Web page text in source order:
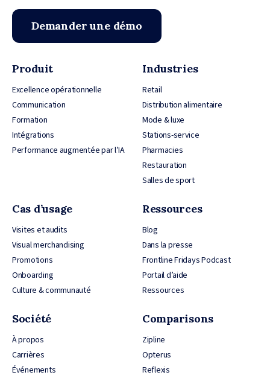
Demander une démo
Produit
Excellence opérationnelle
Communication
Formation
Intégrations
Performance augmentée par l’IA
Industries
Retail
Distribution alimentaire
Mode & luxe
Stations-service
Pharmacies
Restauration
Salles de sport
Cas d’usage
Visites et audits
Visual merchandising
Promotions
Onboarding
Culture & communauté
Ressources
Blog
Dans la presse
Frontline Fridays Podcast
Portail d’aide
Ressources
Société
À propos
Carrières
Événements
Comparisons
Zipline
Opterus
Reflexis